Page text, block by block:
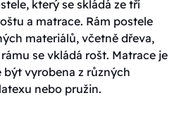
který se skládá ze tří
a matrace. Rám postele
materiálů, včetně dřeva,
se vkládá rošt. Matrace je
být vyrobena z různých
nebo pružin.